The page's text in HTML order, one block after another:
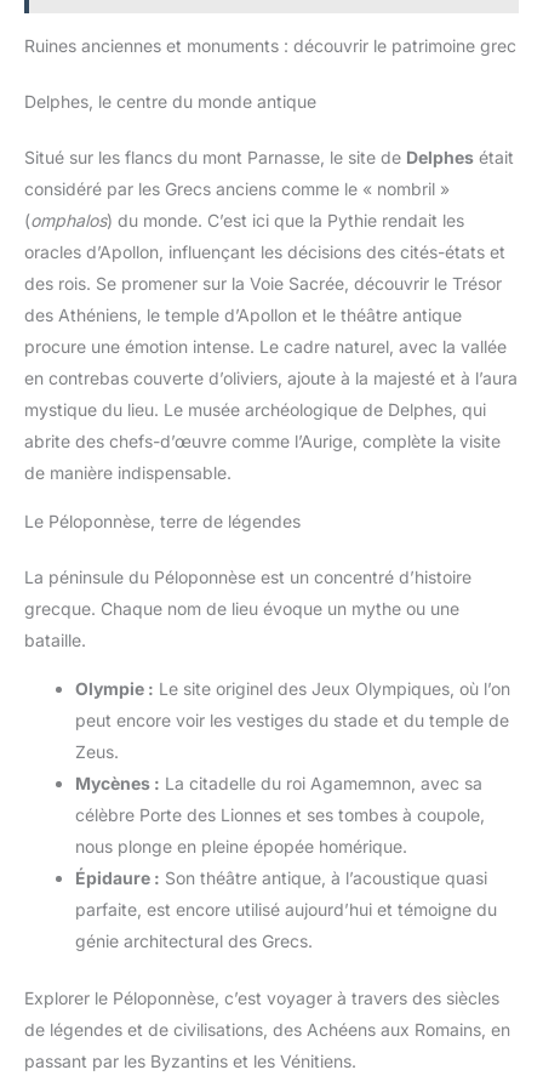
grande capacité de 40 litres et
dos peut être utilisé comme sac
voyage, sac à dos de ski et sac
à dos de vélo.
incluse dans la pochette inférieure pour empêcher l'eau et la
poussière de pénétrer dans le sac à dos, protégeant ainsi vos
dos léger pour l'extérieur, ultraléger, seulement 2,4 livres pour
une grande capacité de 60L, réduisant le poids du sac à dos
68 x 32 x 24 cm / 26.7 x 12.6 x 9.5 pouces. Conforme à la
plupart des exigences de taille des compagnies aériennes. Ce
sac n'a pas de cadre interne ou externe.
Ruines anciennes et monuments : découvrir le patrimoine grec
Delphes, le centre du monde antique
Situé sur les flancs du mont Parnasse, le site de Delphes était
considéré par les Grecs anciens comme le « nombril »
(omphalos) du monde. C’est ici que la Pythie rendait les
oracles d’Apollon, influençant les décisions des cités-états et
des rois. Se promener sur la Voie Sacrée, découvrir le Trésor
des Athéniens, le temple d’Apollon et le théâtre antique
procure une émotion intense. Le cadre naturel, avec la vallée
en contrebas couverte d’oliviers, ajoute à la majesté et à l’aura
mystique du lieu. Le musée archéologique de Delphes, qui
abrite des chefs-d’œuvre comme l’Aurige, complète la visite
de manière indispensable.
Le Péloponnèse, terre de légendes
La péninsule du Péloponnèse est un concentré d’histoire
grecque. Chaque nom de lieu évoque un mythe ou une
bataille.
Olympie : Le site originel des Jeux Olympiques, où l’on
peut encore voir les vestiges du stade et du temple de
Zeus.
Mycènes : La citadelle du roi Agamemnon, avec sa
célèbre Porte des Lionnes et ses tombes à coupole,
nous plonge en pleine épopée homérique.
Épidaure : Son théâtre antique, à l’acoustique quasi
parfaite, est encore utilisé aujourd’hui et témoigne du
génie architectural des Grecs.
Explorer le Péloponnèse, c’est voyager à travers des siècles
de légendes et de civilisations, des Achéens aux Romains, en
passant par les Byzantins et les Vénitiens.